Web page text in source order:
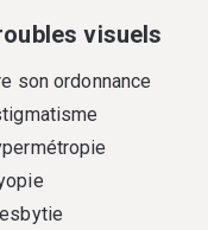
visuels
son ordonnance